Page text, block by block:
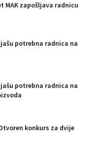
MAK zapošljava radnicu
potrebna radnica na
potrebna radnica na
konkurs za dvije